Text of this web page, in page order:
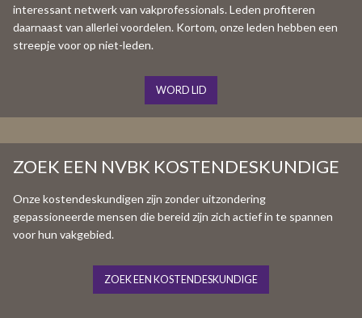
interessant netwerk van vakprofessionals. Leden profiteren
daarnaast van allerlei voordelen. Kortom, onze leden hebben een
streepje voor op niet-leden.
WORD LID
ZOEK EEN NVBK KOSTENDESKUNDIGE
Onze kostendeskundigen zijn zonder uitzondering
gepassioneerde mensen die bereid zijn zich actief in te spannen
voor hun vakgebied.
ZOEK EEN KOSTENDESKUNDIGE